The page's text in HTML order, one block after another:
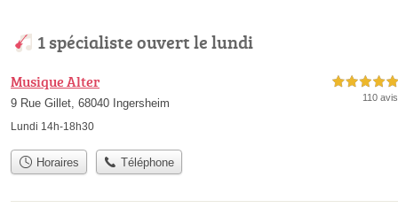
1 spécialiste ouvert le lundi
Musique Alter
9 Rue Gillet, 68040 Ingersheim
Lundi 14h-18h30
5,0 étoiles sur 5
110 avis
Horaires Téléphone